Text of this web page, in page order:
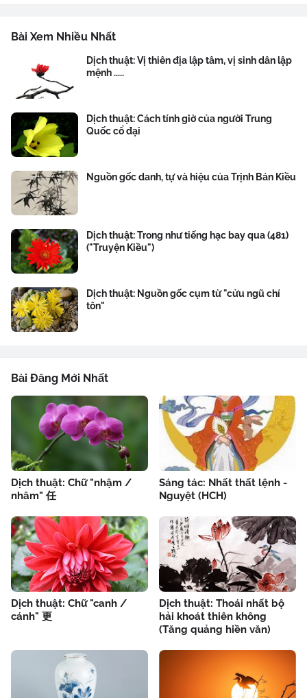
Bài Xem Nhiều Nhất
Dịch thuật: Vị thiên địa lập tâm, vị sinh dân lập
mệnh .....
Dịch thuật: Cách tính giờ của người Trung
Quốc cổ đại
Nguồn gốc danh, tự và hiệu của Trịnh Bản Kiều
Dịch thuật: Trong như tiếng hạc bay qua (481)
("Truyện Kiều")
Dịch thuật: Nguồn gốc cụm từ "cửu ngũ chí
tôn"
Bài Đăng Mới Nhất
Dịch thuật: Chữ "nhậm /
nhâm" 任
Sáng tác: Nhất thất lệnh -
Nguyệt (HCH)
Dịch thuật: Chữ "canh /
cánh" 更
Dịch thuật: Thoái nhất bộ
hải khoát thiên không
(Tăng quảng hiền văn)